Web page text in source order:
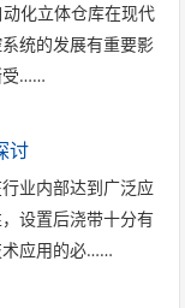
化立体仓库在现代
统的发展有重要影
受……
讨
业内部达到广泛应
设置后浇带十分有
术应用的必……